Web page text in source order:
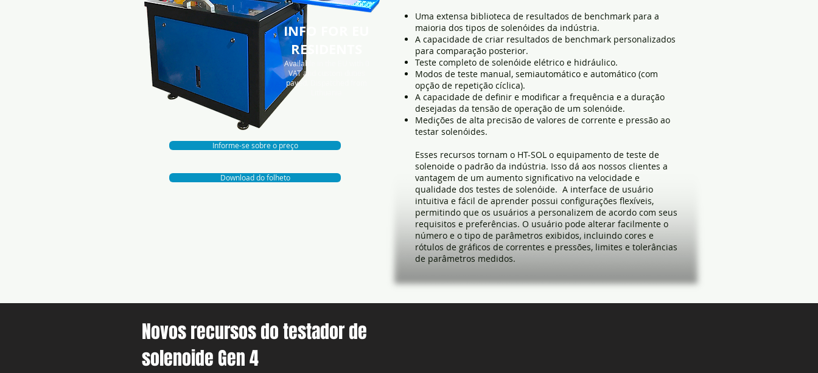
INFO FOR EU
RESIDENTS
Available in the EU with 0
VAT and custom duties
payed. Dispatc
Informe-se sobre o preço
Download do folheto
Uma extensa biblioteca de resultados de benchmark para a
maioria dos tipos de solenóides da indústria.
A capacidade de criar resultados de benchmark personalizados
para comparação posterior.
Teste completo de solenóide elétrico e hidráulico.
Modos de teste manual, semiautomático e automático (com
opção de repetição cíclica).
A capacidade de definir e modificar a frequência e a duração
desejadas da tensão de operação de um solenóide.
Medições de alta precisão de valores de corrente e pressão ao
testar solenóides.
Esses recursos tornam o HT-SOL o equipamento de teste de
solenoide o padrão da indústria. Isso dá aos nossos clientes a
vantagem de um aumento significativo na velocidade e
qualidade dos testes de solenóide. A interface de usuário
intuitiva e fácil de aprender possui configurações flexíveis,
permitindo que os usuários a personalizem de acordo com seus
requisitos e preferências. O usuário pode alterar facilmente o
número e o tipo de parâmetros exibidos, incluindo cores e
rótulos de gráficos de correntes e pressões, limites e tolerâncias
de parâmetros medidos.
Novos recursos do testador de
solenoide Gen 4